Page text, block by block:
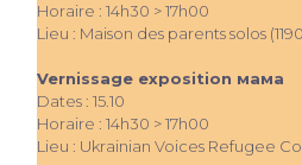
Horaire : 14h30 > 17h00
Lieu : Maison des parents solos
Vernissage exposition мама
Dates : 15.10
Horaire : 14h30 > 17h00
Lieu : Ukrainian Voices Refugee